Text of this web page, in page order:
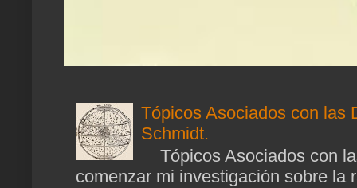
Tópicos Asociados con las
Schmidt.
Tópicos Asociados con
comenzar mi investigación sobre la